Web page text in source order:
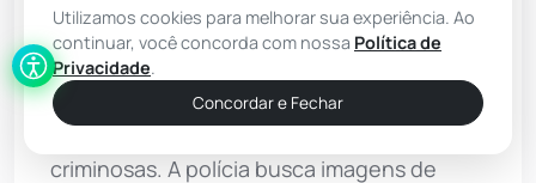
Pessoas próximas descrevem o empresário
como trabalhador e afirmam que ele não
possuía envolvimento com atividades
criminosas. A polícia busca imagens de
Utilizamos cookies para melhorar sua experiência. Ao
continuar, você concorda com nossa Política de
Privacidade.
Concordar e Fechar